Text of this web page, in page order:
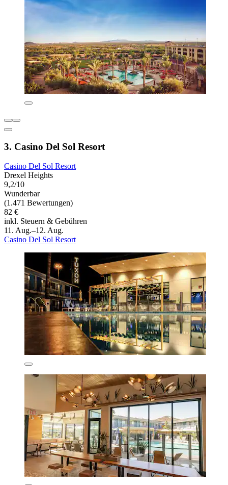
3. Casino Del Sol Resort
Casino Del Sol Resort
Drexel Heights
9,2/10
Wunderbar
(1.471 Bewertungen)
82 €
inkl. Steuern & Gebühren
11. Aug.–12. Aug.
Casino Del Sol Resort